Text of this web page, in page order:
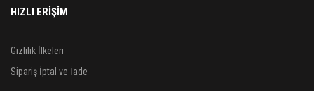
HIZLI ERİŞİM
Gizlilik İlkeleri
Sipariş İptal ve İade